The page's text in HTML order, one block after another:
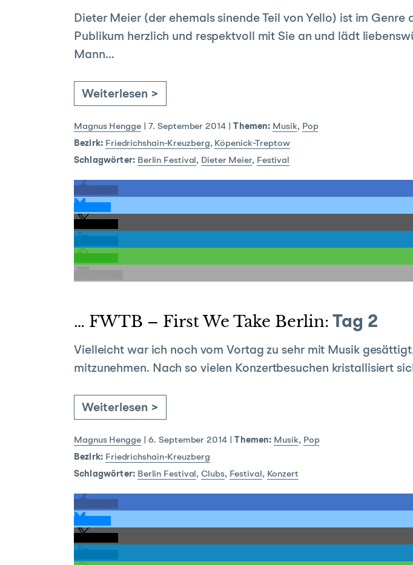
Dieter Meier (der ehemals sinende Teil von Yello) ist im
Publikum herzlich und respektvoll mit Sie an und lädt
Mann…
Weiterlesen >
Magnus Hengge| 7. September 2014| Themen: Musik, Pop
Bezirk: Friedrichshain-Kreuzberg, Köpenick-Treptow
Schlagwörter: Berlin Festival, Dieter Meier, Festival
… FWTB – First We Take Berlin: Tag 2
Vielleicht war ich noch vom Vortag zu sehr mit Musik
mitzunehmen. Nach so vielen Konzertbesuchen kristallisiert
Weiterlesen >
Magnus Hengge|6. September 2014| Themen: Musik, Pop
Bezirk: Friedrichshain-Kreuzberg
Schlagwörter: Berlin Festival,Clubs, Festival, Konzert